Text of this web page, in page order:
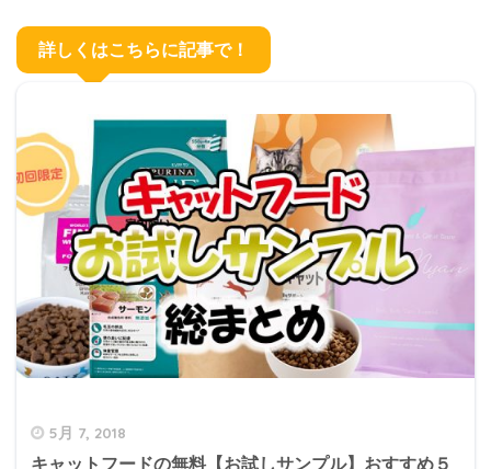
詳しくはこちらに記事で！
5月 7, 2018
キャットフードの無料【お試しサンプル】おすすめ５